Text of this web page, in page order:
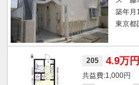
築年月
東京都
205 4.9万円
1,000円